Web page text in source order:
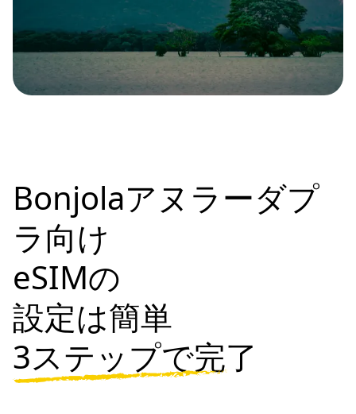
Bonjolaアヌラーダプ
ラ向け
eSIMの
設定は簡単
3ステップで完了